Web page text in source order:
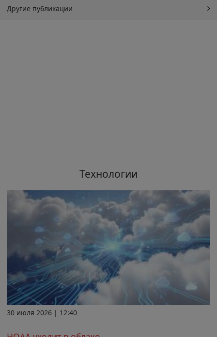
Другие публикации
Технологии
30 июля 2026 | 12:40